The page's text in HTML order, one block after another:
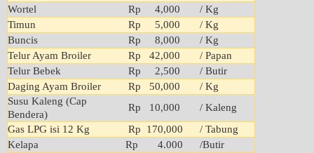
Wortel
Rp 4,000
/ Kg
Timun
Rp 5,000
/ Kg
Buncis
Rp 8,000
/ Kg
Telur Ayam Broiler
Rp 42,000
/ Papan
Telur Bebek
Rp 2,500
/ Butir
Daging Ayam Broiler
Rp 50,000
/ Kg
Susu Kaleng (Cap
Bendera)
Rp 10,000
/ Kaleng
Gas LPG isi 12 Kg
Rp 170,000
/ Tabung
Kelapa
Rp 4.000 /Butir